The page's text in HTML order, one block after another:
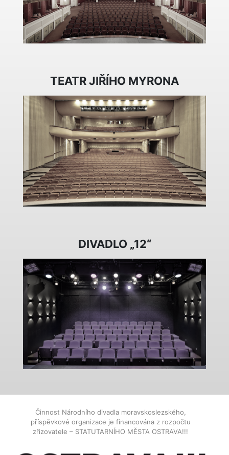
TEATR JIŘÍHO MYRONA
DIVADLO „12“
Činnost Národního divadla moravskoslezského,
příspěvkové organizace je financována z rozpočtu
zřizovatele – STATUTARNÍHO MĚSTA OSTRAVA!!!